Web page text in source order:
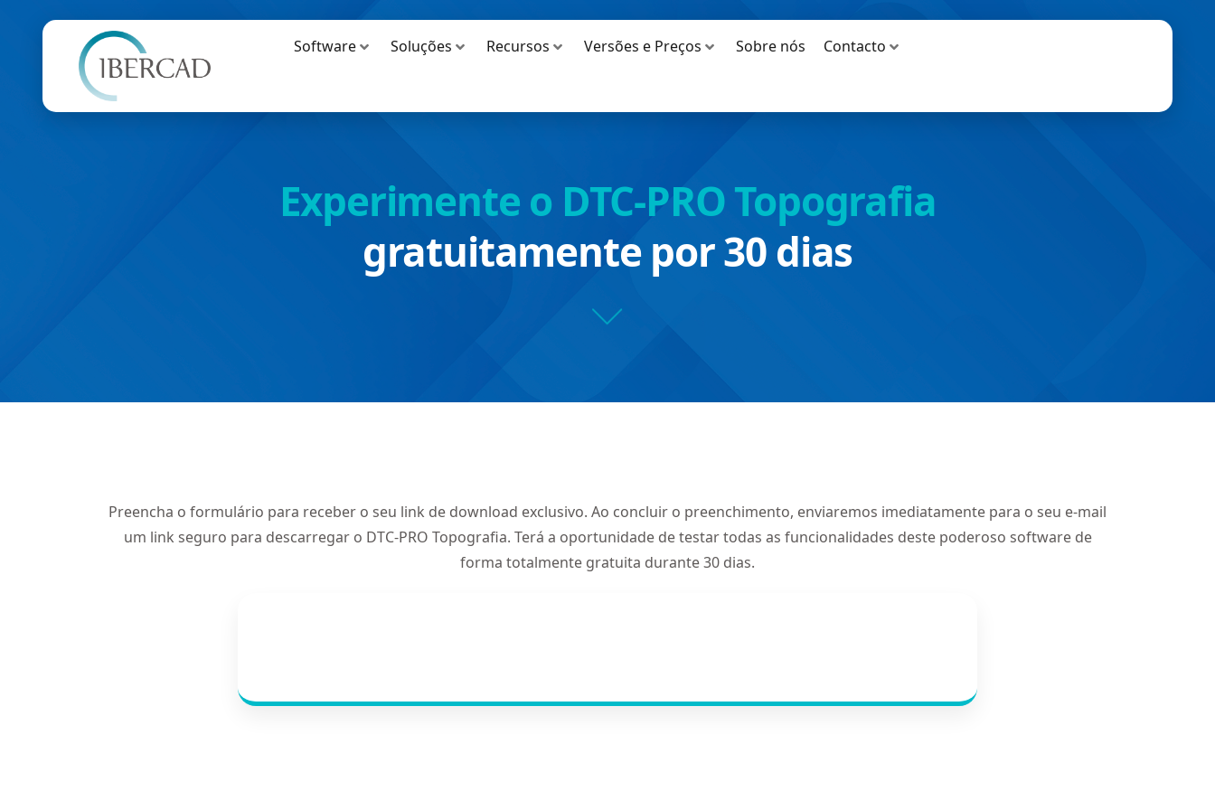
Software Soluções Recursos Versões e Preços Sobre nós Contacto
Experimente o DTC-PRO Topografia
gratuitamente por 30 dias
Preencha o formulário para receber o seu link de download exclusivo. Ao concluir o preenchimento, enviaremos imediatamente para o seu e-mail
um link seguro para descarregar o DTC-PRO Topografia. Terá a oportunidade de testar todas as funcionalidades deste poderoso software de
forma totalmente gratuita durante 30 dias.